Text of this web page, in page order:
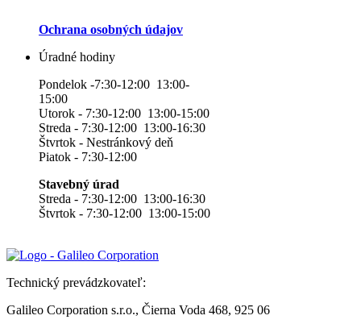
Ochrana osobných údajov
Úradné hodiny
Pondelok -7:30-12:00 13:00-
15:00
Utorok - 7:30-12:00 13:00-15:00
Streda - 7:30-12:00 13:00-16:30
Štvrtok - Nestránkový deň
Piatok - 7:30-12:00
Stavebný úrad
Streda - 7:30-12:00 13:00-16:30
Štvrtok - 7:30-12:00 13:00-15:00
Technický prevádzkovateľ:
Galileo Corporation s.r.o., Čierna Voda 468, 925 06